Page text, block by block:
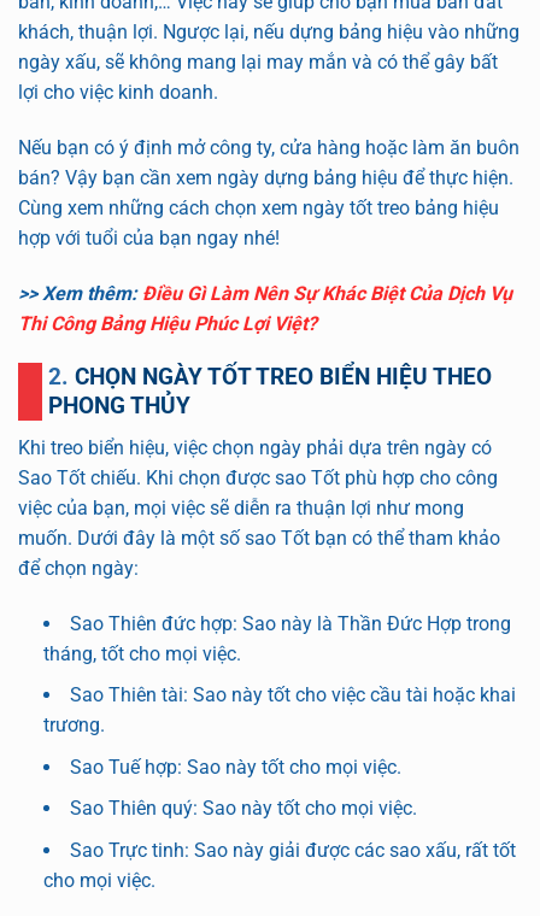
khách, thuận lợi. Ngược lại, nếu dựng bảng hiệu vào những
ngày xấu, sẽ không mang lại may mắn và có thể gây bất
lợi cho việc kinh doanh.
Nếu bạn có ý định mở công ty, cửa hàng hoặc làm ăn buôn
bán? Vậy bạn cần xem ngày dựng bảng hiệu để thực hiện.
Cùng xem những cách chọn xem ngày tốt treo bảng hiệu
hợp với tuổi của bạn ngay nhé!
>> Xem thêm: Điều Gì Làm Nên Sự Khác Biệt Của Dịch Vụ
Thi Công Bảng Hiệu Phúc Lợi Việt?
2. CHỌN NGÀY TỐT TREO BIỂN HIỆU THEO
PHONG THỦY
Khi treo biển hiệu, việc chọn ngày phải dựa trên ngày có
Sao Tốt chiếu. Khi chọn được sao Tốt phù hợp cho công
việc của bạn, mọi việc sẽ diễn ra thuận lợi như mong
muốn. Dưới đây là một số sao Tốt bạn có thể tham khảo
để chọn ngày:
Sao Thiên đức hợp: Sao này là Thần Đức Hợp trong
tháng, tốt cho mọi việc.
Sao Thiên tài: Sao này tốt cho việc cầu tài hoặc khai
trương.
Sao Tuế hợp: Sao này tốt cho mọi việc.
Sao Thiên quý: Sao này tốt cho mọi việc.
Sao Trực tinh: Sao này giải được các sao xấu, rất tốt
cho mọi việc.